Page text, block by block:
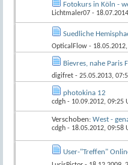
Fotokurs in Köln -
Lichtmaler07 -
Suedliche
OpticalFlow -
Bievres, nahe Paris
digifret - 25.05.2013,
photokina 12
cdgh - 10.09.2012, 09:25
Verschoben: West -
cdgh - 18.05.2012, 09:58
User-"Treffen"